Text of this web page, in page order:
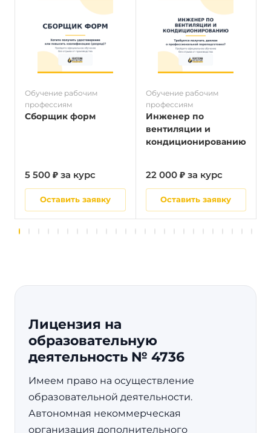
Обучение рабочим
профессиям
Сборщик форм
5 500 ₽ за курс
Оставить заявку
Обучение рабочим
профессиям
Инженер по
вентиляции и
кондиционированию
22 000 ₽ за курс
Оставить заявку
Лицензия на
образовательную
деятельность № 4736
Имеем право на осуществление
образовательной деятельности.
Автономная некоммерческая
организация дополнительного